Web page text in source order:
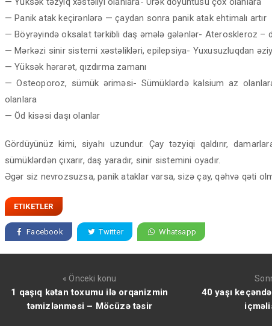
— Panik atak keçirənlərə — çaydan sonra panik atak ehtimalı artır
— Böyrəyində oksalat tərkibli daş əmələ gələnlər- Ateroskleroz –
— Mərkəzi sinir sistemi xəstəlikləri, epilepsiya- Yuxusuzluqdan
— Yüksək hərarət, qızdırma zamanı
— Osteoporoz, sümük əriməsi- Sümüklərdə kalsium az
olanlara
— Öd kisəsi daşı olanlar
Gördüyünüz kimi, siyahı uzundur. Çay təzyiqi qaldırır,
sümüklərdən çıxarır, daş yaradır, sinir sistemini oyadır.
Əgər siz nevrozsuzsa, panik ataklar varsa, sizə çay, qəhvə qəti
ETIKETLER
Facebook Twitter Whatsapp
« Önceki konu
1 qaşıq kətan toxumu ilə orqanizmin
təmizlənməsi – Möcüzə təsir
40 yaşı